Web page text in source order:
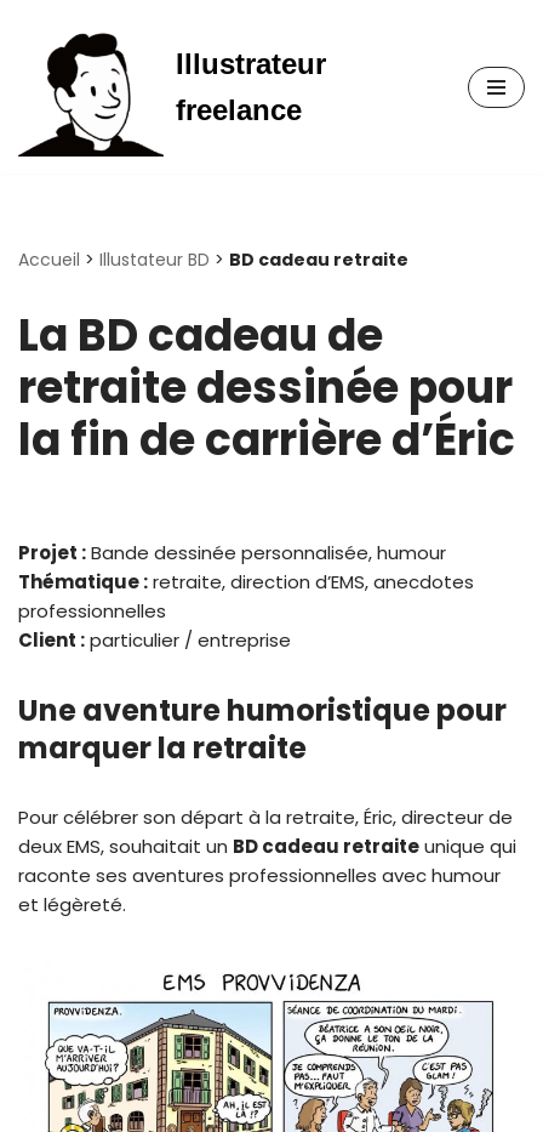
Aller
contenu
Illustrateur
freelance
Accueil > Illustateur BD > BD cadeau retraite
La BD cadeau de
retraite dessinée pour
la fin de carrière d’Éric
Projet :Bande dessinée personnalisée, humour
Thématique :retraite, direction d’EMS, anecdotes
professionnelles
Client :particulier / entreprise
Une aventure humoristique pour
marquer la retraite
Pour célébrer son départ à la retraite, Éric, directeur de
deux EMS, souhaitait un BD cadeau retraiteunique qui
raconte ses aventures professionnelles avec humour
et légèreté.